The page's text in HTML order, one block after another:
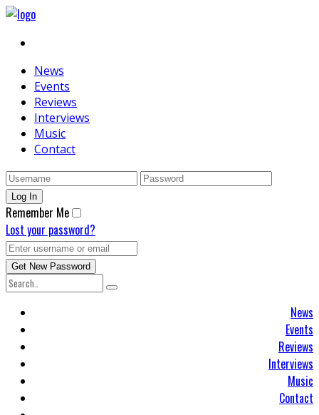
News
Events
Reviews
Interviews
Music
Contact
Remember Me
Lost your password?
News
Events
Reviews
Interviews
Music
Contact